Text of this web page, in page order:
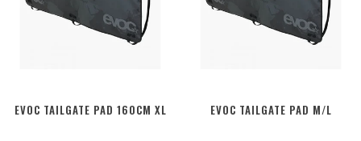
EVOC TAILGATE PAD 160CM XL EVOC TAILGATE PAD M/L